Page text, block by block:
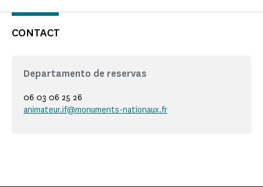
CONTACT
Departamento de reservas
06 03 06 25 26
animateur.if@monuments-nationaux.fr